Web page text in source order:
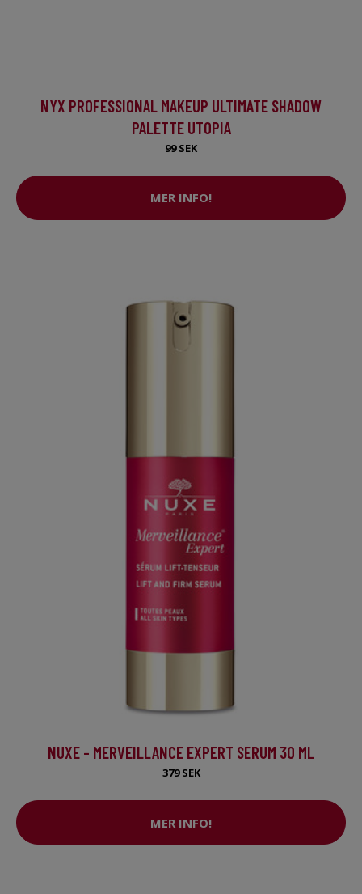
NYX PROFESSIONAL MAKEUP ULTIMATE SHADOW
PALETTE UTOPIA
99 SEK
MER INFO!
NUXE - MERVEILLANCE EXPERT SERUM 30 ML
379 SEK
MER INFO!